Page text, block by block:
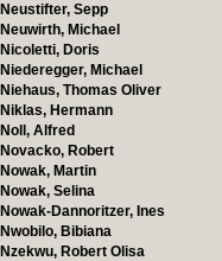
Neustifter, Sepp
Neuwirth, Michael
Nicoletti, Doris
Niederegger, Michael
Niehaus, Thomas Oliver
Niklas, Hermann
Noll, Alfred
Novacko, Robert
Nowak, Martin
Nowak, Selina
Nowak-Dannoritzer, Ines
Nwobilo, Bibiana
Nzekwu, Robert Olisa